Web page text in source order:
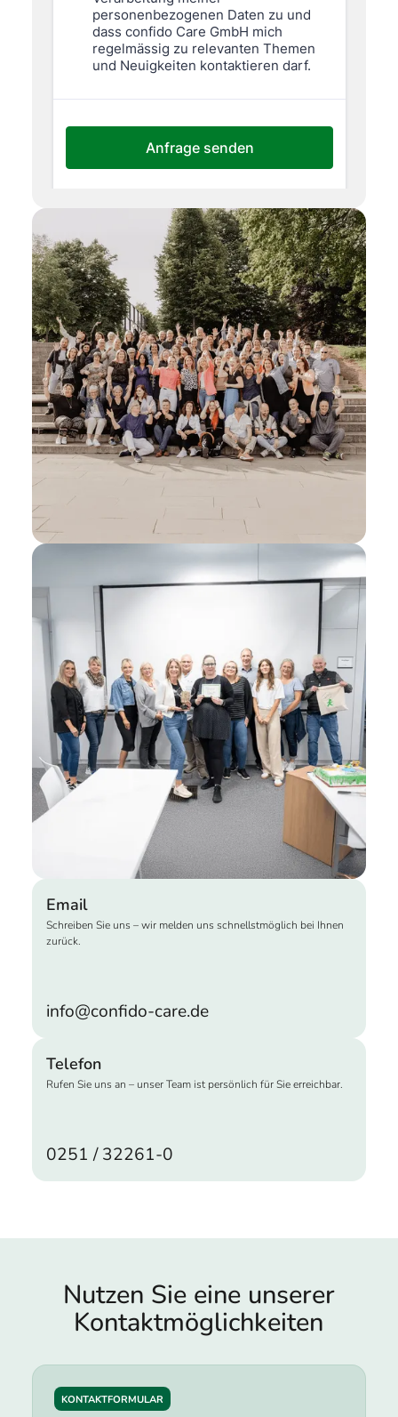
Email
Schreiben Sie uns – wir melden uns schnellstmöglich bei Ihnen
zurück.
info@confido-care.de
Telefon
Rufen Sie uns an – unser Team ist persönlich für Sie erreichbar.
0251 / 32261-0
Nutzen Sie eine unserer
Kontakt­möglichkeiten
KONTAKTFORMULAR